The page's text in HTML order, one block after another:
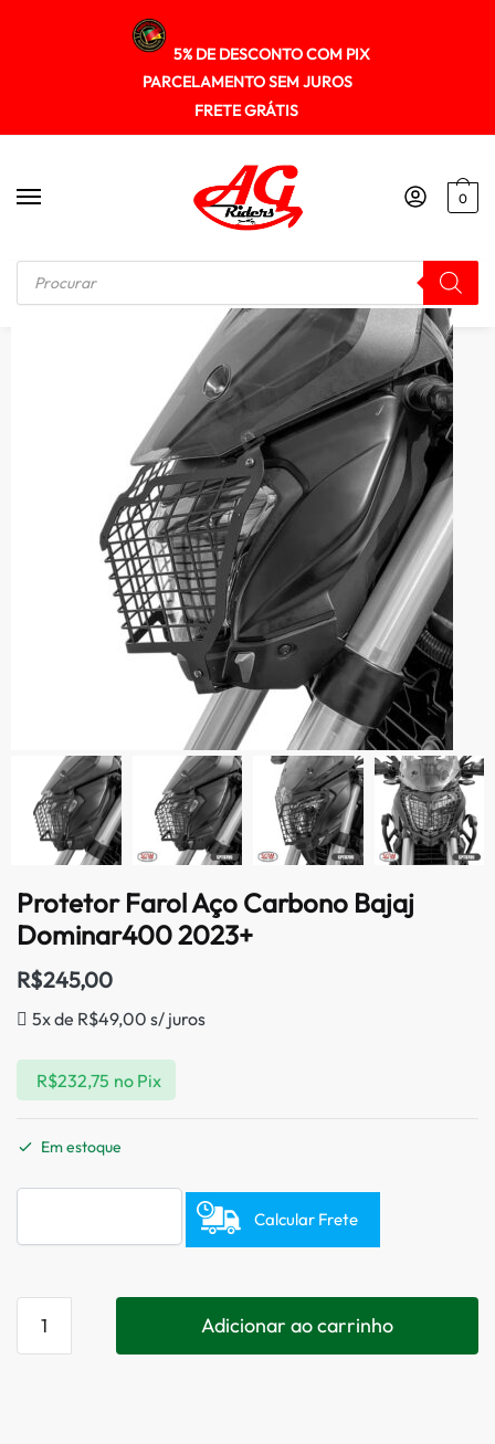
5% DE DESCONTO COM PIX
PARCELAMENTO SEM JUROS
FRETE GRÁTIS
0
Início / PROTETOR DE FAROL Protetor Farol Aço Carbono Bajaj Dominar400 2023+
Protetor Farol Aço Carbono Bajaj
Dominar400 2023+
R$245,00
5x de R$49,00 s/ juros
R$232,75 no Pix
Em estoque
Calcular Frete
Adicionar ao carrinho